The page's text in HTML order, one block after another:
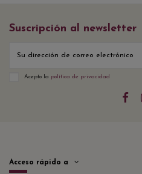
Suscripción al newsletter
Acepto la política de privacidad
Acceso rápido a